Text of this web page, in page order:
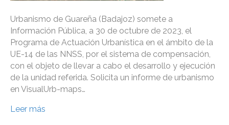
Urbanismo de Guareña (Badajoz) somete a
Información Pública, a 30 de octubre de 2023, el
Programa de Actuación Urbanística en el ámbito de la
UE-14 de las NNSS, por el sistema de compensación,
con el objeto de llevar a cabo el desarrollo y ejecución
de la unidad referida. Solicita un informe de urbanismo
en VisualUrb-maps…
Leer más